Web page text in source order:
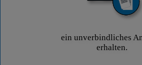
ein unverbindliches
erhalten.